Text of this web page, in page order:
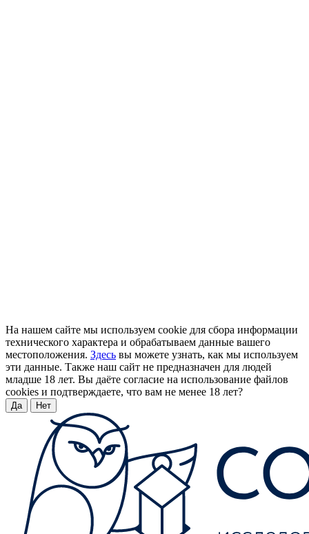
На нашем сайте мы используем cookie для сбора информации
технического характера и обрабатываем данные вашего
местоположения. Здесь вы можете узнать, как мы используем
эти данные. Также наш сайт не предназначен для людей
младше 18 лет. Вы даёте согласие на использование файлов
cookies и подтверждаете, что вам не менее 18 лет?
Да Нет